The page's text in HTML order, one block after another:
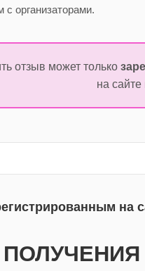
организаторами.
отзыв может только
на сайте
на